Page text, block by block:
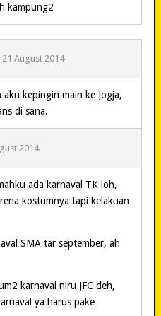
kampung2
21 August 2014
aku kepingin main ke Jogja,
di sana.
2014
ada karnaval TK loh,
kostumnya tapi kelakuan
SMA tar september, ah
karnaval niru JFC deh,
ya harus pake